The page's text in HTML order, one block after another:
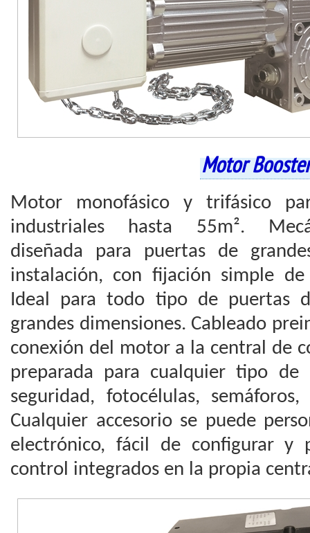
Motor Booster
Motor monofásico y trifásico
industriales hasta 55m².
diseñada para puertas de
instalación, con fijación simple
Ideal para todo tipo de puertas
grandes dimensiones. Cableado
conexión del motor a la central de
preparada para cualquier tipo de
seguridad, fotocélulas,
Cualquier accesorio se puede
electrónico, fácil de configurar y
control integrados en la propia